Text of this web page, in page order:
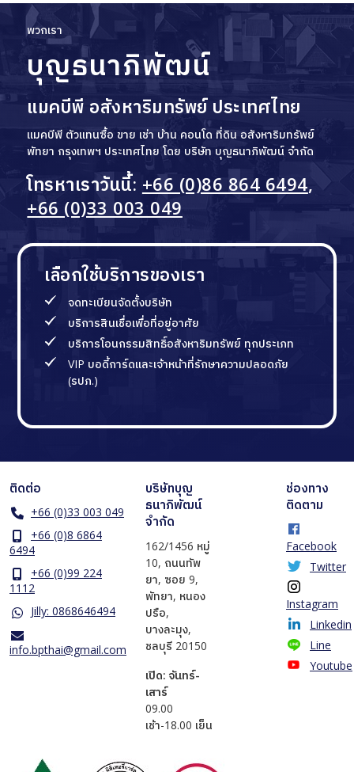
พวกเรา
บุญธนาภิพัฒน์
แมคบีพี อสังหาริมทรัพย์ ประเทศไทย
แมคบีพี ตัวแทนซื้อ ขาย เช่า บ้าน คอนโด ที่ดิน อสังหาริมทรัพย์
พัทยา กรุงเทพฯ ประเทศไทย โดย บริษัท บุญธนาภิพัฒน์ จำกัด
โทรหาเราวันนี้: +66 (0)86 864 6494,
+66 (0)33 003 049
เลือกใช้บริการของเรา
จดทะเบียนจัดตั้งบริษัท
บริการสินเชื่อเพื่อที่อยู่อาศัย
บริการโอนกรรมสิทธิ์อสังหาริมทรัพย์ ทุกประเภท
VIP บอดี้การ์ดและเจ้าหน้าที่รักษาความปลอดภัย
(รปภ.)
ติดต่อ
+66 (0)33 003 049
+66 (0)8 6864
6494
+66 (0)99 224
1112
Jilly: 0868646494
info.bpthai@gmail.com
บริษัทบุญ
ธนาภิพัฒน์
จำกัด
162/1456 หมู่
10, ถนนทัพ
ยา, ซอย 9,
พัทยา, หนอง
ปรือ,
บางละมุง,
ชลบุรี 20150
เปิด: จันทร์-
เสาร์
​09.00
เช้า-18.00 เย็น
ช่องทาง
ติดตาม
Facebook
Twitter
Instagram
Linkedin
Line
Youtube